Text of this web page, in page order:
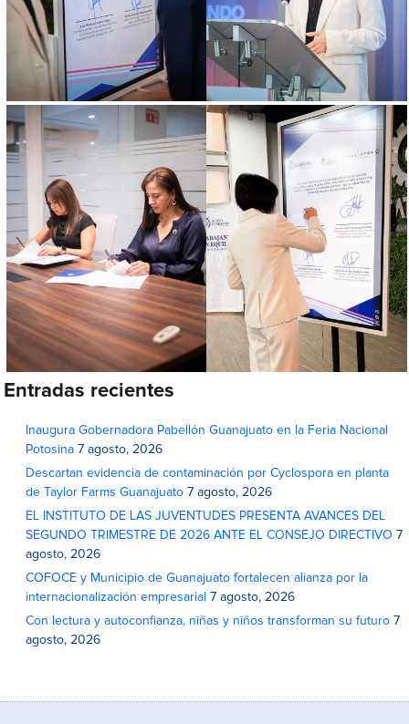
Entradas recientes
Inaugura Gobernadora Pabellón Guanajuato en la Feria Nacional
Potosina 7 agosto, 2026
Descartan evidencia de contaminación por Cyclospora en planta
de Taylor Farms Guanajuato 7 agosto, 2026
EL INSTITUTO DE LAS JUVENTUDES PRESENTA AVANCES DEL
SEGUNDO TRIMESTRE DE 2026 ANTE EL CONSEJO DIRECTIVO 7
agosto, 2026
COFOCE y Municipio de Guanajuato fortalecen alianza por la
internacionalización empresarial 7 agosto, 2026
Con lectura y autoconfianza, niñas y niños transforman su futuro 7
agosto, 2026